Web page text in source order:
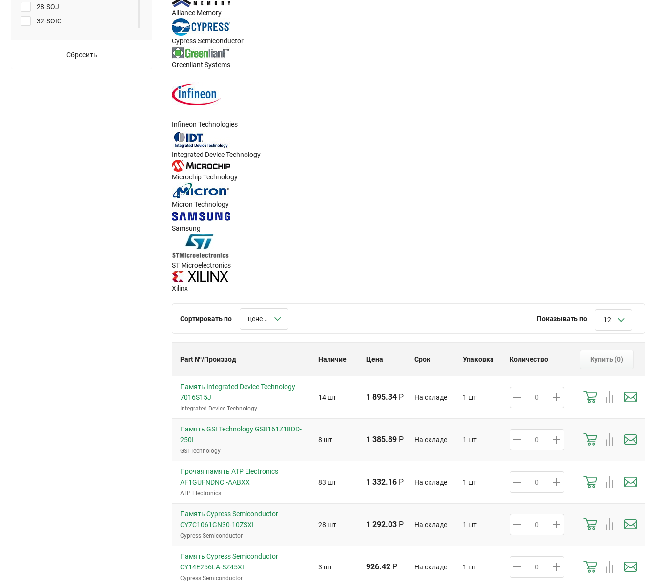
28-SOJ
32-SOIC
Сбросить
Alliance Memory
Cypress Semiconductor
Greenliant Systems
Infineon Technologies
Integrated Device Technology
Microchip Technology
Micron Technology
Samsung
ST Microelectronics
Xilinx
Сортировать по цене ↓ Показывать по 12
Part №/Производ Наличие Цена Срок Упаковка Количество Купить (0)
Память Integrated Device Technology
7016S15J
Integrated Device Technology
14 шт 1 895.34 Р На складе 1 шт
Память GSI Technology GS8161Z18DD-
250I
GSI Technology
8 шт 1 385.89 Р На складе 1 шт
Прочая память ATP Electronics
AF1GUFNDNCI-AABXX
ATP Electronics
83 шт 1 332.16 Р На складе 1 шт
Память Cypress Semiconductor
CY7C1061GN30-10ZSXI
Cypress Semiconductor
28 шт 1 292.03 Р На складе 1 шт
Память Cypress Semiconductor
CY14E256LA-SZ45XI
Cypress Semiconductor
3 шт 926.42 Р На складе 1 шт